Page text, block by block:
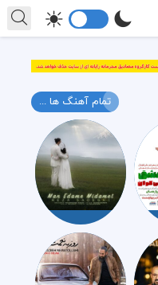
تمام آهنگ ها ...